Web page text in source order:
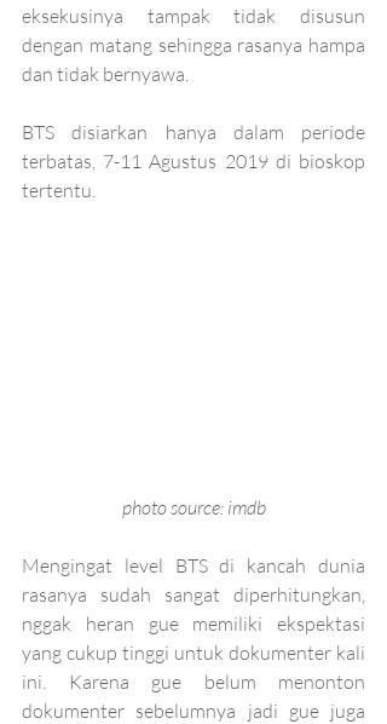
eksekusinya tampak tidak disusun
dengan matang sehingga rasanya hampa
dan tidak bernyawa.
BTS disiarkan hanya dalam periode
terbatas, 7-11 Agustus 2019 di bioskop
tertentu.
photo source: imdb
Mengingat level BTS di kancah dunia
rasanya sudah sangat diperhitungkan,
nggak heran gue memiliki ekspektasi
yang cukup tinggi untuk dokumenter kali
ini. Karena gue belum menonton
dokumenter sebelumnya jadi gue juga